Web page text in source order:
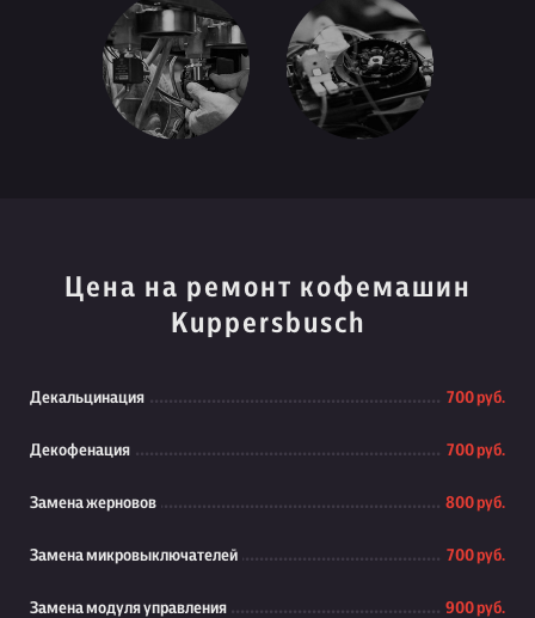
Цена на ремонт кофемашин
Kuppersbusch
Декальцинация 700 руб.
Декофенация 700 руб.
Замена жерновов 800 руб.
Замена микровыключателей 700 руб.
Замена модуля управления 900 руб.